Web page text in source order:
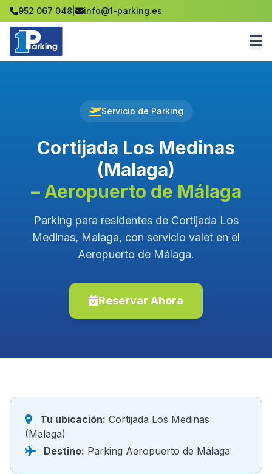
952 067 048 info@1-parking.es
Servicio de Parking
Cortijada Los Medinas
(Malaga)
– Aeropuerto de Málaga
Parking para residentes de Cortijada Los
Medinas, Malaga, con servicio valet en el
Aeropuerto de Málaga.
Reservar Ahora
Tu ubicación: Cortijada Los Medinas
(Malaga)
Destino: Parking Aeropuerto de Málaga